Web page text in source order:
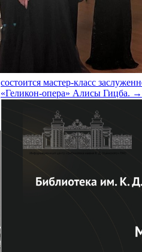
состоится мастер-класс
«Геликон-опера» Алисы Гицба. →